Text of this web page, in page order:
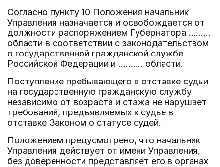
Согласно пункту 10 Положения начальник
Управления назначается и освобождается от
должности распоряжением Губернатора .........
области в соответствии с законодательством
о государственной гражданской службе
Российской Федерации и .......... области.
Поступление пребывающего в отставке судьи
на государственную гражданскую службу
независимо от возраста и стажа не нарушает
требований, предъявляемых к судье в
отставке Законом о статусе судей.
Положением предусмотрено, что начальник
Управления действует от имени Управления,
без доверенности представляет его в органах